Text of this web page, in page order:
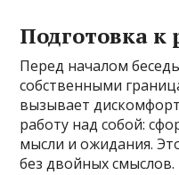
Подготовка к
Перед началом
собственными
вызывает
работу над собой:
мысли и ожидания.
без двойных смыслов.